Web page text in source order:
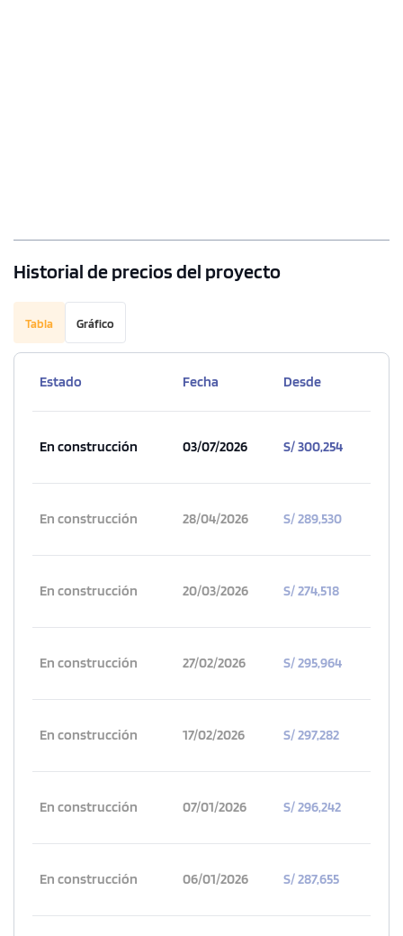
Historial de precios del proyecto
Tabla Gráfico
Estado Fecha Desde
En construcción 03/07/2026 S/ 300,254
En construcción 28/04/2026 S/ 289,530
En construcción 20/03/2026 S/ 274,518
En construcción 27/02/2026 S/ 295,964
En construcción 17/02/2026 S/ 297,282
En construcción 07/01/2026 S/ 296,242
En construcción 06/01/2026 S/ 287,655